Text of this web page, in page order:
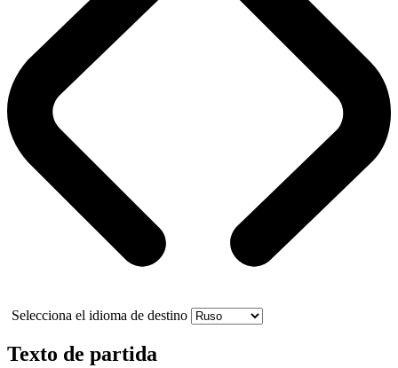
Selecciona el idioma de destino
Texto de partida